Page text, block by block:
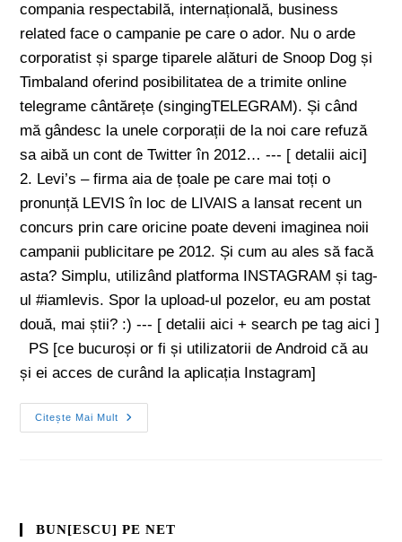
compania respectabilă, internațională, business
related face o campanie pe care o ador. Nu o arde
corporatist și sparge tiparele alături de Snoop Dog și
Timbaland oferind posibilitatea de a trimite online
telegrame cântărețe (singingTELEGRAM). Și când
mă gândesc la unele corporații de la noi care refuză
sa aibă un cont de Twitter în 2012… --- [ detalii aici]
2. Levi’s – firma aia de țoale pe care mai toți o
pronunță LEVIS în loc de LIVAIS a lansat recent un
concurs prin care oricine poate deveni imaginea noii
campanii publicitare pe 2012. Și cum au ales să facă
asta? Simplu, utilizând platforma INSTAGRAM și tag-
ul #iamlevis. Spor la upload-ul pozelor, eu am postat
două, mai știi? :) --- [ detalii aici + search pe tag aici ]
PS [ce bucuroși or fi și utilizatorii de Android că au
și ei acces de curând la aplicația Instagram]
Citește Mai Mult
BUN[ESCU] PE NET